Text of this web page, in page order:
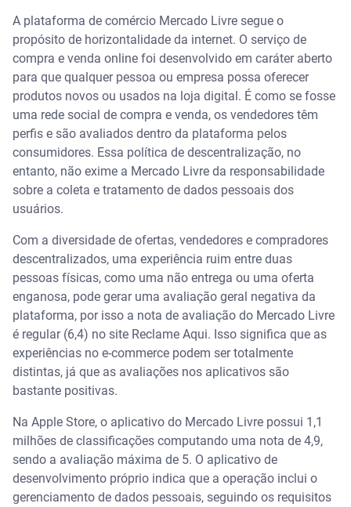
A plataforma de comércio Mercado Livre segue o
propósito de horizontalidade da internet. O serviço de
compra e venda online foi desenvolvido em caráter aberto
para que qualquer pessoa ou empresa possa oferecer
produtos novos ou usados na loja digital. É como se fosse
uma rede social de compra e venda, os vendedores têm
perfis e são avaliados dentro da plataforma pelos
consumidores. Essa política de descentralização, no
entanto, não exime a Mercado Livre da responsabilidade
sobre a coleta e tratamento de dados pessoais dos
usuários.
Com a diversidade de ofertas, vendedores e compradores
descentralizados, uma experiência ruim entre duas
pessoas físicas, como uma não entrega ou uma oferta
enganosa, pode gerar uma avaliação geral negativa da
plataforma, por isso a nota de avaliação do Mercado Livre
é regular (6,4) no site Reclame Aqui. Isso significa que as
experiências no e-commerce podem ser totalmente
distintas, já que as avaliações nos aplicativos são
bastante positivas.
Na Apple Store, o aplicativo do Mercado Livre possui 1,1
milhões de classificações computando uma nota de 4,9,
sendo a avaliação máxima de 5. O aplicativo de
desenvolvimento próprio indica que a operação inclui o
gerenciamento de dados pessoais, seguindo os requisitos